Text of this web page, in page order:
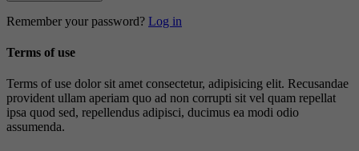
Remember your password? Log in
Terms of use
Terms of use dolor sit amet consectetur, adipisicing elit. Recusandae
provident ullam aperiam quo ad non corrupti sit vel quam repellat
ipsa quod sed, repellendus adipisci, ducimus ea modi odio
assumenda.